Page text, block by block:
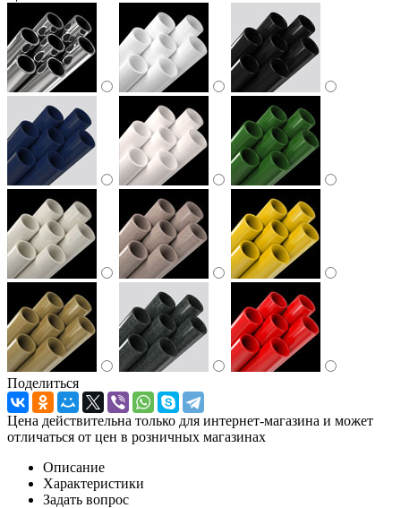
Поделиться
Цена действительна только для интернет-магазина и может
отличаться от цен в розничных магазинах
Описание
Характеристики
Задать вопрос